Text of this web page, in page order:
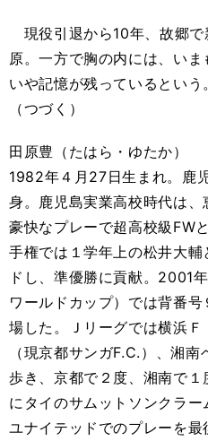
現役引退から10年、故郷で
原。一方で胸の内には、い
いや記憶が残っているという。
（つづく）
田原豊（たはら・ゆたか）
1982年４月27日生まれ。鹿
身。鹿児島実業高校時代は
豪快なプレーで超高校級FW
手権では１学年上の松井大
ドし、準優勝に貢献。2001
ワールドカップ）では背番
場した。Ｊリーグでは横浜
（現京都サンガF.C.）、湘
歩き、京都で２度、湘南で
にタイのサムットソンクラ
ユナイテッドでのプレーを最